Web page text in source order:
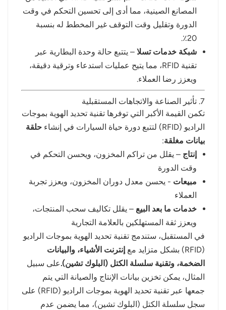
المصانع الصينية، مما أدى إلى تحسين التحكم في وقت
الدورة وتقليل وقت التوقف غير المخطط له بنسبة
20٪.
شبكة خدمات تسلا – يتتبع حالة وحدة البطارية عبر
تقنية RFID، مما يتيح عمليات استدعاء وترقية دقيقة،
ويعزز رضا العملاء.
7. تأثير الصناعة والاتجاهات المستقبلية
تكمن القيمة الأكبر التي توفرها تقنية تحديد الهوية بموجات
الراديو (RFID) لتتبع دورة حياة السيارات في إنشاء
حلقة
بيانات مغلقة:
إنتاج – يقلل من تراكم المخزون، ويحسن التحكم في
وقت الدورة
مبيعات - يحسن معدل دوران المخزون، ويعزز تجربة
العملاء
خدمات ما بعد البيع – يقلل تكاليف سحب المنتجات،
ويعزز ثقة المستهلكين بالعلامة التجارية
في المستقبل، ستندمج تقنية تحديد الهوية بموجات الراديو
(RFID) بشكل متزايد مع
إنترنت الأشياء، والبيانات
الضخمة، وتقنية سلسلة الكتل (البلوك تشين).على سبيل
المثال، يمكن تخزين بيانات الإنتاج والصيانة التي يتم
جمعها عبر تقنية تحديد الهوية بموجات الراديو (RFID) على
سجل سلسلة الكتل (البلوك تشين)، مما يضمن عدم